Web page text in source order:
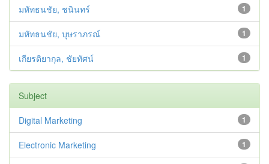
1
มหัทธนชัย, ชนินทร์
1
มหัทธนชัย, บุษราภรณ์
1
เกียรติยากุล, ชัยทัศน์
Subject
1
Digital Marketing
1
Electronic Marketing